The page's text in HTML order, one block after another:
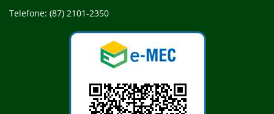
Telefone: (87) 2101-2350